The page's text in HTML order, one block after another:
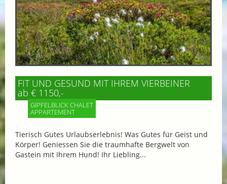
FIT UND GESUND MIT IHREM VIERBEINER
ab € 1150,-
GIPFELBLICK CHALET
APPARTEMENT
Tierisch Gutes Urlaubserlebnis! Was Gutes für Geist und
Körper! Geniessen Sie die traumhafte Bergwelt von
Gastein mit Ihrem Hund! Ihr Liebling...